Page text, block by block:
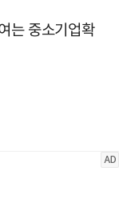
는 중소기업확